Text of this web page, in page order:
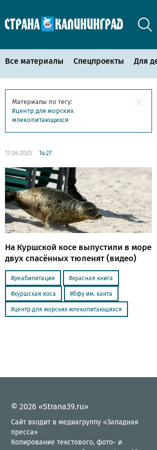
Все материалы Спецпроекты Для
Материалы по тегу:
центр для морских
млекопитающихся
17.06.2025 14:27
На Куршской косе выпустили в море
двух спасённых тюленят (видео)
реабилитация красная книга
куршская коса бфу им. канта
центр для морских млекопитающихся
© 2026 «Strana39.ru»
Сайт входит в медиагруппу «Западная
пресса»
Копирование текстового, фото- и